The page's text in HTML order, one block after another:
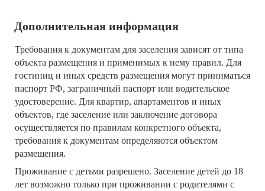
Дополнительная информация
Требования к документам для заселения зависят от типа
объекта размещения и применимых к нему правил. Для
гостиниц и иных средств размещения могут приниматься
паспорт РФ, заграничный паспорт или водительское
удостоверение. Для квартир, апартаментов и иных
объектов, где заселение или заключение договора
осуществляется по правилам конкретного объекта,
требования к документам определяются объектом
размещения.
Проживание с детьми разрешено. Заселение детей до 18
лет возможно только при проживании с родителями с